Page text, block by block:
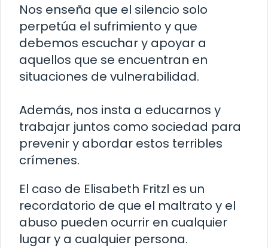
Nos enseña que el silencio solo
perpetúa el sufrimiento y que
debemos escuchar y apoyar a
aquellos que se encuentran en
situaciones de vulnerabilidad.
Además, nos insta a educarnos y
trabajar juntos como sociedad para
prevenir y abordar estos terribles
crímenes.
El caso de Elisabeth Fritzl es un
recordatorio de que el maltrato y el
abuso pueden ocurrir en cualquier
lugar y a cualquier persona.